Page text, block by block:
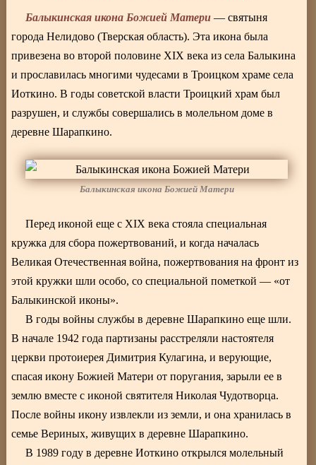
Балыкинская икона Божией Матери — святыня
города Нелидово (Тверская область). Эта икона была
привезена во второй половине XIX века из села Балыкина
и прославилась многими чудесами в Троицком храме села
Иоткино. В годы советской власти Троицкий храм был
разрушен, и службы совершались в молельном доме в
деревне Шарапкино.
Балыкинская икона Божией Матери
Перед иконой еще с XIX века стояла специальная
кружка для сбора пожертвований, и когда началась
Великая Отечественная война, пожертвования на фронт из
этой кружки шли особо, со специальной пометкой — «от
Балыкинской иконы».
В годы войны службы в деревне Шарапкино еще шли.
В начале 1942 года партизаны расстреляли настоятеля
церкви протоиерея Димитрия Кулагина, и верующие,
спасая икону Божией Матери от поругания, зарыли ее в
землю вместе с иконой святителя Николая Чудотворца.
После войны икону извлекли из земли, и она хранилась в
семье Вериных, живущих в деревне Шарапкино.
В 1989 году в деревне Иоткино открылся молельный